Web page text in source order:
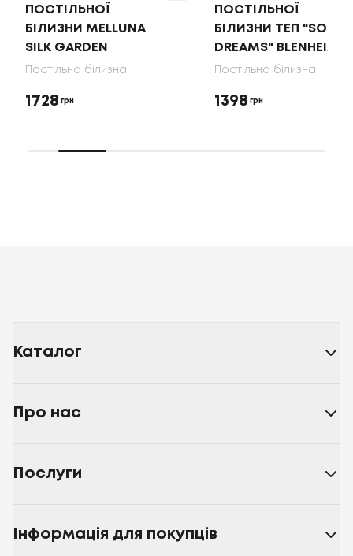
ПОСТІЛЬНОЇ
БІЛИЗНИ MELLUNA
SILK GARDEN
Постільна білизна
1728 грн
ПОСТІЛЬНОЇ
БІЛИЗНИ ТЕП "SOFT
DREAMS" BLENHEIM
Постільна білизна
1398 грн
Каталог
Про нас
Послуги
Інформація для покупців